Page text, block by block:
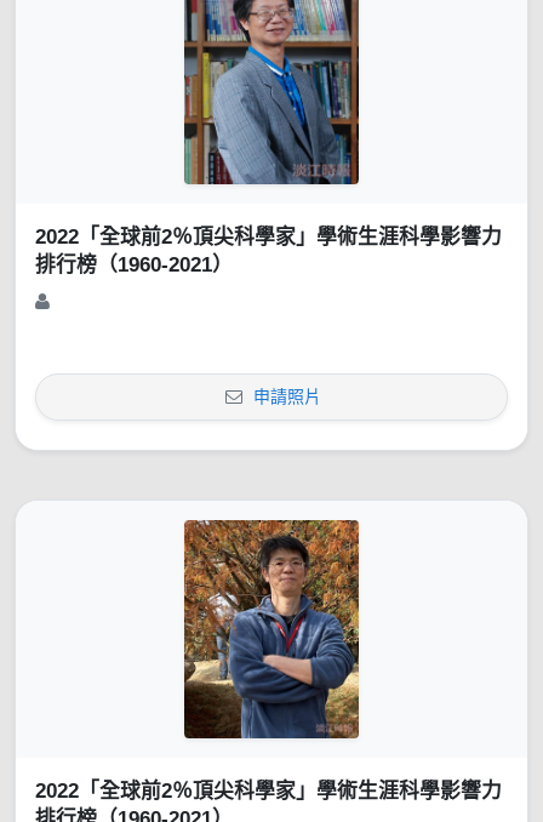
2022「全球前2％頂尖科學家」學術生涯科學影響力
排行榜（1960-2021）
申請照片
2022「全球前2％頂尖科學家」學術生涯科學影響力